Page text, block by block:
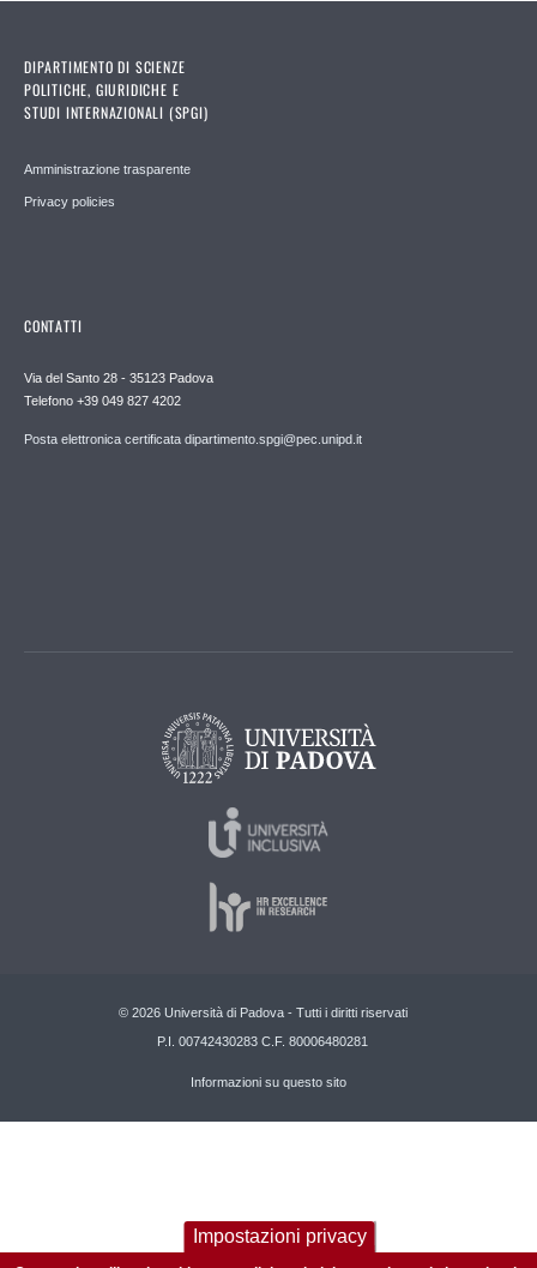
DIPARTIMENTO DI SCIENZE
POLITICHE, GIURIDICHE E
STUDI INTERNAZIONALI (SPGI)
Amministrazione trasparente
Privacy policies
CONTATTI
Via del Santo 28 - 35123 Padova
Telefono +39 049 827 4202
Posta elettronica certificata dipartimento.spgi@pec.unipd.it
© 2026 Università di Padova - Tutti i diritti riservati
P.I. 00742430283 C.F. 80006480281
Informazioni su questo sito
Impostazioni privacy